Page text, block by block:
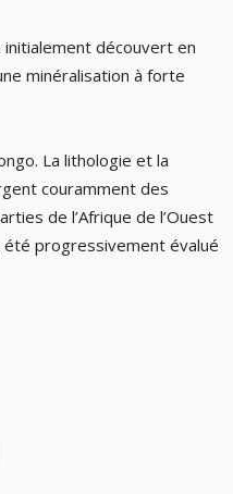
découvert en
minéralisation à forte
La lithologie et la
couramment des
de l’Afrique de l’Ouest
progressivement évalué